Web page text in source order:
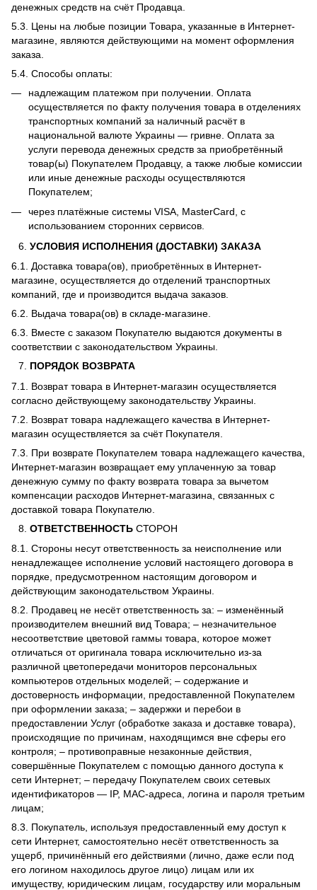
денежных средств на счёт Продавца.
5.3. Цены на любые позиции Товара, указанные в Интернет-
магазине, являются действующими на момент оформления
заказа.
5.4. Способы оплаты:
надлежащим платежом при получении. Оплата
осуществляется по факту получения товара в отделениях
транспортных компаний за наличный расчёт в
национальной валюте Украины — гривне. Оплата за
услуги перевода денежных средств за приобретённый
товар(ы) Покупателем Продавцу, а также любые комиссии
или иные денежные расходы осуществляются
Покупателем;
через платёжные системы VISA, MasterCard, с
использованием сторонних сервисов.
УСЛОВИЯ ИСПОЛНЕНИЯ (ДОСТАВКИ) ЗАКАЗА
6.1. Доставка товара(ов), приобретённых в Интернет-
магазине, осуществляется до отделений транспортных
компаний, где и производится выдача заказов.
6.2. Выдача товара(ов) в складе-магазине.
6.3. Вместе с заказом Покупателю выдаются документы в
соответствии с законодательством Украины.
ПОРЯДОК ВОЗВРАТА
7.1. Возврат товара в Интернет-магазин осуществляется
согласно действующему законодательству Украины.
7.2. Возврат товара надлежащего качества в Интернет-
магазин осуществляется за счёт Покупателя.
7.3. При возврате Покупателем товара надлежащего качества,
Интернет-магазин возвращает ему уплаченную за товар
денежную сумму по факту возврата товара за вычетом
компенсации расходов Интернет-магазина, связанных с
доставкой товара Покупателю.
ОТВЕТСТВЕННОСТЬ СТОРОН
8.1. Стороны несут ответственность за неисполнение или
ненадлежащее исполнение условий настоящего договора в
порядке, предусмотренном настоящим договором и
действующим законодательством Украины.
8.2. Продавец не несёт ответственность за: – изменённый
производителем внешний вид Товара; – незначительное
несоответствие цветовой гаммы товара, которое может
отличаться от оригинала товара исключительно из-за
различной цветопередачи мониторов персональных
компьютеров отдельных моделей; – содержание и
достоверность информации, предоставленной Покупателем
при оформлении заказа; – задержки и перебои в
предоставлении Услуг (обработке заказа и доставке товара),
происходящие по причинам, находящимся вне сферы его
контроля; – противоправные незаконные действия,
совершённые Покупателем с помощью данного доступа к
сети Интернет; – передачу Покупателем своих сетевых
идентификаторов — IP, MAC-адреса, логина и пароля третьим
лицам;
8.3. Покупатель, используя предоставленный ему доступ к
сети Интернет, самостоятельно несёт ответственность за
ущерб, причинённый его действиями (лично, даже если под
его логином находилось другое лицо) лицам или их
имуществу, юридическим лицам, государству или моральным